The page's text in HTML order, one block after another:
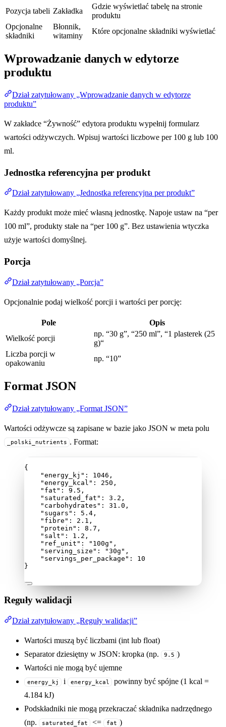
Pozycja tabeli Zakładka
Gdzie wyświetlać tabelę na stronie
produktu
Opcjonalne
składniki
Błonnik,
witaminy
Które opcjonalne składniki wyświetlać
Wprowadzanie danych w edytorze
produktu
Dział zatytułowany „Wprowadzanie danych w edytorze
produktu”
W zakładce “Żywność” edytora produktu wypełnij formularz
wartości odżywczych. Wpisuj wartości liczbowe per 100 g lub 100
ml.
Jednostka referencyjna per produkt
Dział zatytułowany „Jednostka referencyjna per produkt”
Każdy produkt może mieć własną jednostkę. Napoje ustaw na “per
100 ml”, produkty stałe na “per 100 g”. Bez ustawienia wtyczka
użyje wartości domyślnej.
Porcja
Dział zatytułowany „Porcja”
Opcjonalnie podaj wielkość porcji i wartości per porcję:
Pole
Opis
Wielkość porcji
np. “30 g”, “250 ml”, “1 plasterek (25
g)“
Liczba porcji w
opakowaniu
np. “10”
Format JSON
Dział zatytułowany „Format JSON”
Wartości odżywcze są zapisane w bazie jako JSON w meta polu
_polski_nutrients . Format:
{
"energy_kj" : 1046 ,
"energy_kcal" : 250 ,
"fat" : 9.5 ,
"saturated_fat" : 3.2 ,
"carbohydrates" : 31.0 ,
"sugars" : 5.4 ,
"fibre" : 2.1 ,
"protein" : 8.7 ,
"salt" : 1.2 ,
"ref_unit" : " 100g " ,
"serving_size" : "30g " ,
"servings_per_package" : 10
}
Reguły walidacji
Dział zatytułowany „Reguły walidacji”
Wartości muszą być liczbami (int lub float)
Separator dziesiętny w JSON: kropka (np.
9.5 )
Wartości nie mogą być ujemne
energy_kj i energy_kcal
powinny być spójne (1 kcal =
4.184 kJ)
Podskładniki nie mogą przekraczać składnika nadrzędnego
(np.
saturated_fat <= fat )